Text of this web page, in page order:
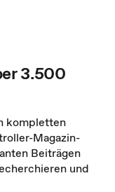
3.500
kompletten
Magazin-
Beiträgen
und